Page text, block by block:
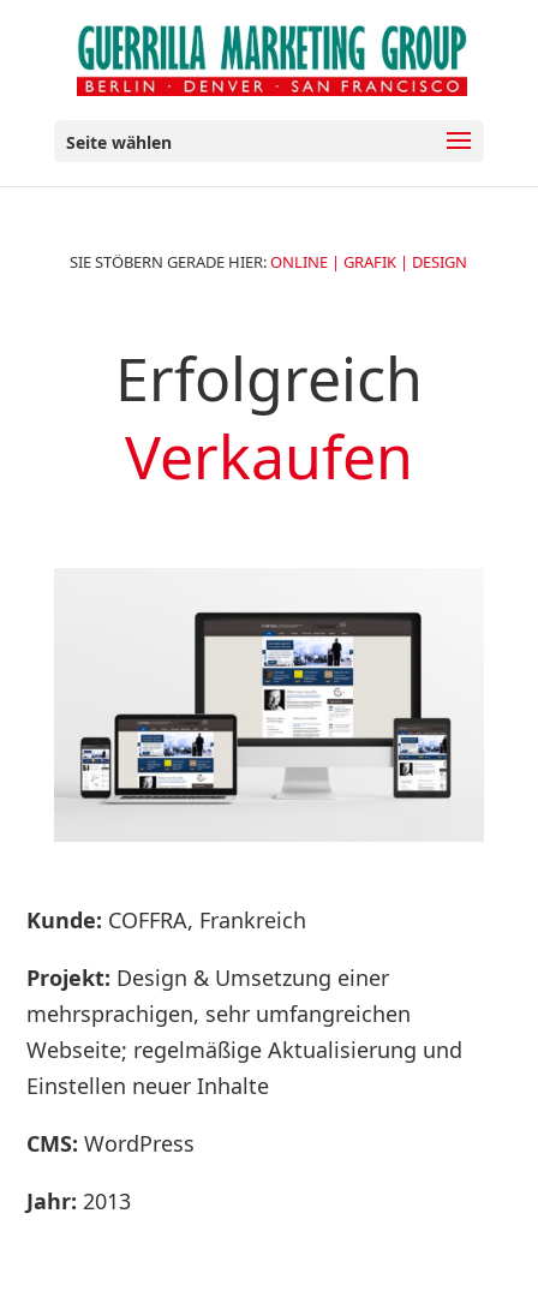
Seite wählen
SIE STÖBERN GERADE HIER:ONLINE | GRAFIK | DESIGN
Erfolgreich
Verkaufen
Kunde: COFFRA, Frankreich
Projekt: Design & Umsetzung einer
mehrsprachigen, sehr umfangreichen
Webseite; regelmäßige Aktualisierung und
Einstellen neuer Inhalte
CMS: WordPress
Jahr: 2013